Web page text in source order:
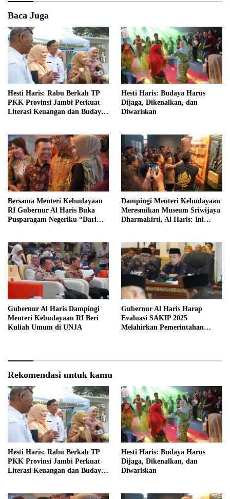
Baca Juga
Hesti Haris: Rabu Berkah TP
PKK Provinsi Jambi Perkuat
Literasi Keuangan dan Budaya
Hesti Haris: Budaya Harus
Dijaga, Dikenalkan, dan
Diwariskan
Bersama Menteri Kebudayaan
RI Gubernur Al Haris Buka
Pusparagam Negeriku “Dari
Dampingi Menteri Kebudayaan
Meresmikan Museum Sriwijaya
Dharmakirti, Al Haris: Ini
Gubernur Al Haris Dampingi
Menteri Kebudayaan RI Beri
Kuliah Umum di UNJA
Gubernur Al Haris Harap
Evaluasi SAKIP 2025
Melahirkan Pemerintahan
Rekomendasi untuk kamu
Hesti Haris: Rabu Berkah TP
PKK Provinsi Jambi Perkuat
Literasi Keuangan dan Budaya
Hesti Haris: Budaya Harus
Dijaga, Dikenalkan, dan
Diwariskan